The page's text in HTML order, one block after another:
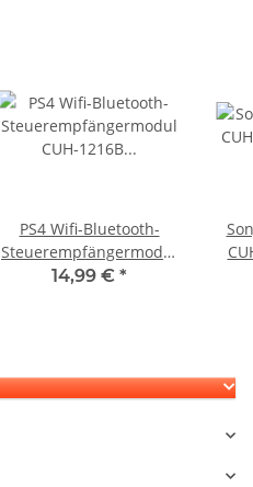
PS4 Wifi-Bluetooth-
Steuerempfängermodul
CUH-1216B Playstation4
14,99 € *